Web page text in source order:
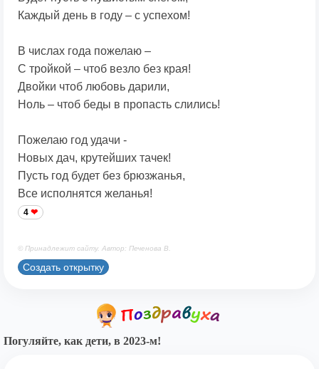
Каждый день в году – с успехом!
В числах года пожелаю –
С тройкой – чтоб везло без края!
Двойки чтоб любовь дарили,
Ноль – чтоб беды в пропасть слились!
Пожелаю год удачи -
Новых дач, крутейших тачек!
Пусть год будет без брюзжанья,
Все исполнятся желанья!
4
© Принадлежит сайту. Автор: Печенова В.
Создать открытку
Погуляйте, как дети, в 2023-м!